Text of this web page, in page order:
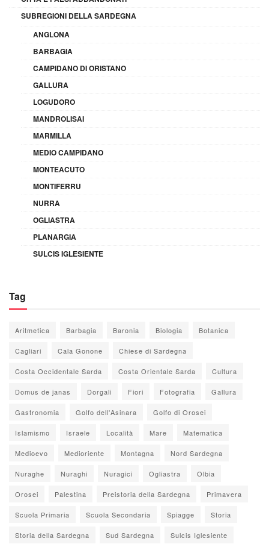
SUBREGIONI DELLA SARDEGNA
ANGLONA
BARBAGIA
CAMPIDANO DI ORISTANO
GALLURA
LOGUDORO
MANDROLISAI
MARMILLA
MEDIO CAMPIDANO
MONTEACUTO
MONTIFERRU
NURRA
OGLIASTRA
PLANARGIA
SULCIS IGLESIENTE
Tag
Aritmetica Barbagia Baronia Biologia Botanica
Cagliari Cala Gonone Chiese di Sardegna
Costa Occidentale Sarda Costa Orientale Sarda Cultura
Domus de janas Dorgali Fiori Fotografia Gallura
Gastronomia Golfo dell'Asinara Golfo di Orosei
Islamismo Israele Località Mare Matematica
Medioevo Medioriente Montagna Nord Sardegna
Nuraghe Nuraghi Nuragici Ogliastra Olbia
Orosei Palestina Preistoria della Sardegna Primavera
Scuola Primaria Scuola Secondaria Spiagge Storia
Storia della Sardegna Sud Sardegna Sulcis Iglesiente